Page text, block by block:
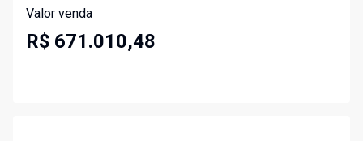
Valor venda
R$ 671.010,48